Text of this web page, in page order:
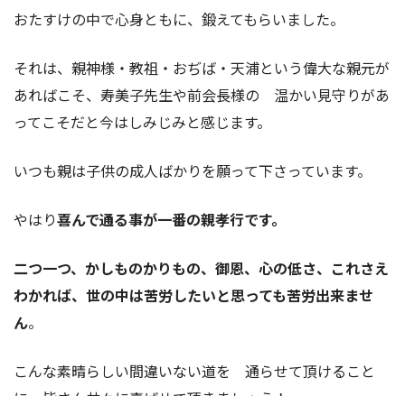
おたすけの中で心身ともに、鍛えてもらいました。
それは、親神様・教祖・おぢば・天浦という偉大な親元が
あればこそ、寿美子先生や前会長様の 温かい見守りがあ
ってこそだと今はしみじみと感じます。
いつも親は子供の成人ばかりを願って下さっています。
やはり喜んで通る事が一番の親孝行です。
二つ一つ、かしものかりもの、御恩、心の低さ、これさえ
わかれば、世の中は苦労したいと思っても苦労出来ませ
ん。
こんな素晴らしい間違いない道を 通らせて頂けること